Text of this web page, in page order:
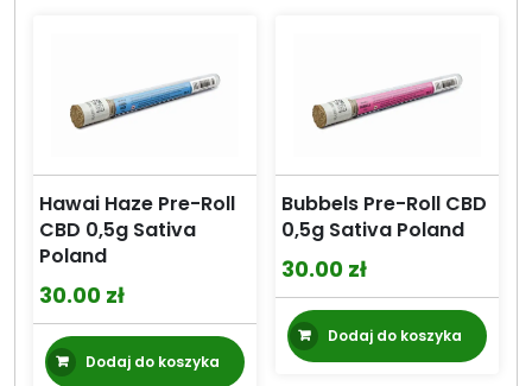
Hawai Haze Pre-Roll
CBD 0,5g Sativa
Poland
30.00 zł
Dodaj do koszyka
Bubbels Pre-Roll CBD
0,5g Sativa Poland
30.00 zł
Dodaj do koszyka